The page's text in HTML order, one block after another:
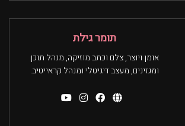
תומר גילת
אומן ויוצר, צלם וכתב מוזיקה, מנהל תוכן
ומגזינים, מעצב דיגיטלי ומנהל קראייטיב.